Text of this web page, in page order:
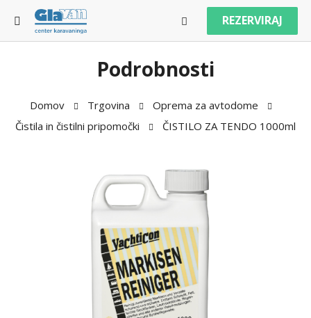
REZERVIRAJ
Podrobnosti
Domov Trgovina
Oprema za avtodome
Čistila in čistilni pripomočki
ČISTILO ZA TENDO 1000ml